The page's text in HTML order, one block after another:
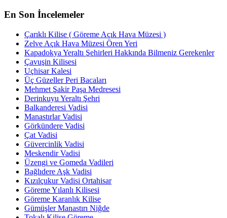
En Son İncelemeler
Çarıklı Kilise ( Göreme Açık Hava Müzesi )
Zelve Açık Hava Müzesi Ören Yeri
Kapadokya Yeraltı Şehirleri Hakkında Bilmeniz Gerekenler
Çavuşin Kilisesi
Uçhisar Kalesi
Üç Güzeller Peri Bacaları
Mehmet Şakir Paşa Medresesi
Derinkuyu Yeraltı Şehri
Balkanderesi Vadisi
Manastırlar Vadisi
Görkündere Vadisi
Çat Vadisi
Güvercinlik Vadisi
Meskendir Vadisi
Üzengi ve Gomeda Vadileri
Bağlıdere Aşk Vadisi
Kızılçukur Vadisi Ortahisar
Göreme Yılanlı Kilisesi
Göreme Karanlık Kilise
Gümüşler Manastırı Niğde